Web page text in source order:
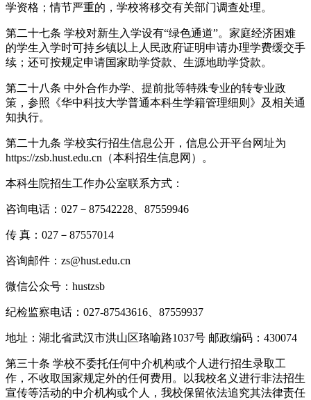
学资格 ；情节严重的，学校将移交有关部门调查处理。
第二十七条 学校对新生入学设有“绿色通道”。家庭经济困难
的学生入学时可持乡镇以上人民政府证明申请办理学费缓交手
续；还可按规定申请国家助学贷款、生源地助学贷款。
第二十八条 中外合作办学、提前批等特殊专业的转专业政
策，参照《华中科技大学普通本科生学籍管理细则》及相关通
知执行。
第二十九条 学校实行招生信息公开，信息公开平台网址为
https://zsb.hust.edu.cn（本科招生信息网）。
本科生院招生工作办公室联系方式：
咨询电话：027－87542228、87559946
传 真：027－87557014
咨询邮件：zs@hust.edu.cn
微信公众号：hustzsb
纪检监察电话：027-87543616、87559937
地址：湖北省武汉市洪山区珞喻路1037号 邮政编码：430074
第三十条 学校不委托任何中介机构或个人进行招生录取工
作，不收取国家规定外的任何费用。以我校名义进行非法招生
宣传等活动的中介机构或个人，我校保留依法追究其法律责任